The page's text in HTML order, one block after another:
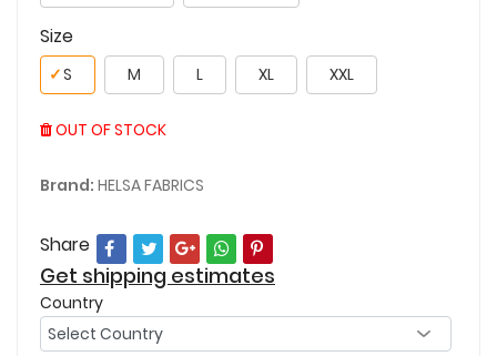
Size
S
✓ M L XL XXL
OUT OF STOCK
Brand: HELSA FABRICS
Share
Get shipping estimates
Country